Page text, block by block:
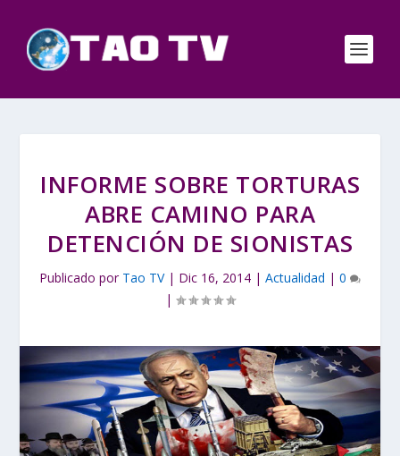
INFORME SOBRE TORTURAS
ABRE CAMINO PARA
DETENCIÓN DE SIONISTAS
Publicado por Tao TV| Dic 16, 2014 | Actualidad | 0
|